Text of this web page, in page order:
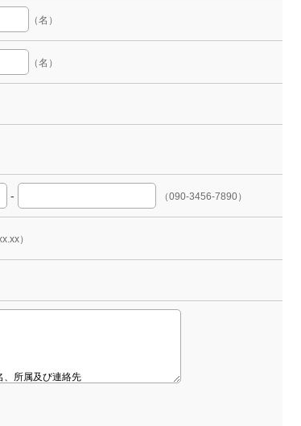
（名）
（名）
- （090-3456-7890）
）